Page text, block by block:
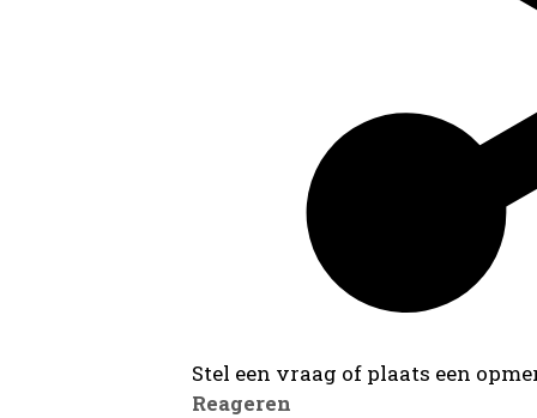
Stel een vraag of plaats een
Reageren